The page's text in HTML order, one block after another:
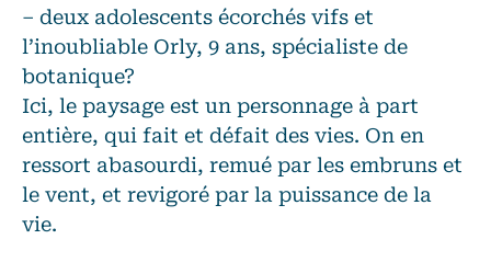
– deux adolescents écorchés vifs et
l’inoubliable Orly, 9 ans, spécialiste de
botanique?
Ici, le paysage est un personnage à part
entière, qui fait et défait des vies. On en
ressort abasourdi, remué par les embruns et
le vent, et revigoré par la puissance de la
vie.